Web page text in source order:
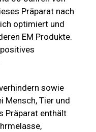
Präparat nach
optimiert und
EM Produkte.
sowie
Mensch, Tier und
Präparat enthält